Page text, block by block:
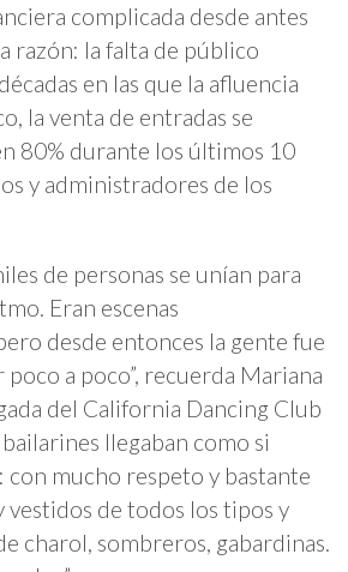
complicada desde antes
razón: la falta de público
en las que la afluencia
la venta de entradas se
80% durante los últimos 10
y administradores de los
de personas se unían para
Eran escenas
desde entonces la gente fue
a poco”, recuerda Mariana
del California Dancing Club
llegaban como si
con mucho respeto y bastante
vestidos de todos los tipos y
charol, sombreros, gabardinas.